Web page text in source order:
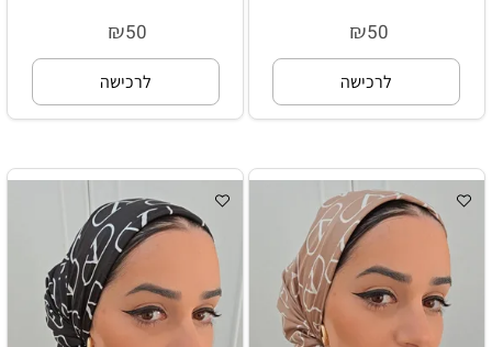
₪50
לרכישה
₪50
לרכישה